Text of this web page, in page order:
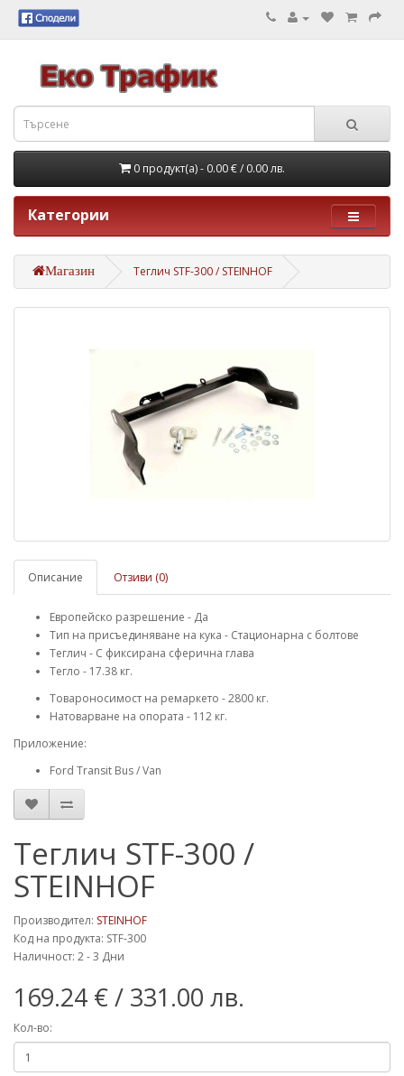
0 продукт(а) - 0.00 €/ 0.00 лв.
Категории
Магазин Теглич STF-300 / STEINHOF
Описание Отзиви (0)
Европейско разрешение - Да
Тип на присъединяване на кука - Стационарна с болтове
Теглич - С фиксирана сферична глава
Тегло - 17.38 кг.
Товароносимост на ремаркето - 2800 кг.
Натоварване на опората - 112 кг.
Приложение:
Ford Transit Bus / Van
Теглич STF-300 /
STEINHOF
Производител: STEINHOF
Код на продукта: STF-300
Наличност: 2 - 3 Дни
169.24 €/ 331.00 лв.
Кол-во: